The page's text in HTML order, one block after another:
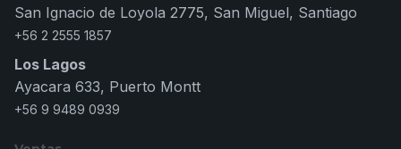
San Ignacio de Loyola 2775, San Miguel, Santiago
+56 2 2555 1857
Los Lagos
Ayacara 633, Puerto Montt
+56 9 9489 0939